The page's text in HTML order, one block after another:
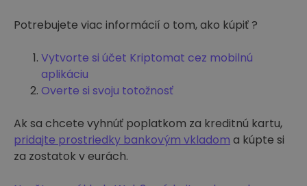
Potrebujete viac informácií o tom, ako kúpiť ?
Vytvorte si účet Kriptomat cez mobilnú
aplikáciu
Overte si svoju totožnosť
Ak sa chcete vyhnúť poplatkom za kreditnú kartu,
pridajte prostriedky bankovým vkladom a kúpte si
za zostatok v eurách.